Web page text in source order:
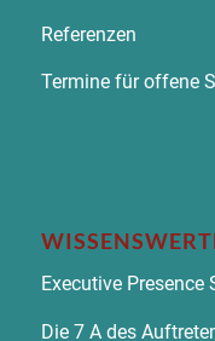
Referenzen
Termine für offene
Executive Presence
Die 7 A des